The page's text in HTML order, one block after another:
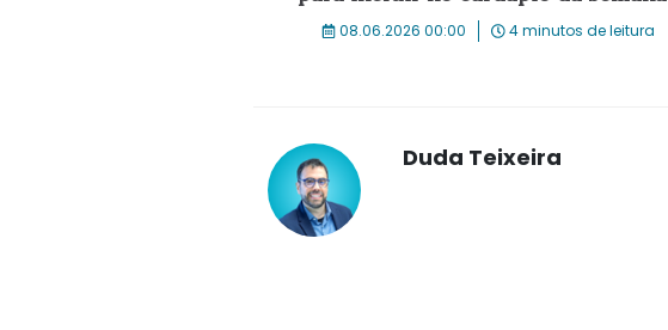
08.06.2026 00:00 4 minutos de leitura
Duda Teixeira